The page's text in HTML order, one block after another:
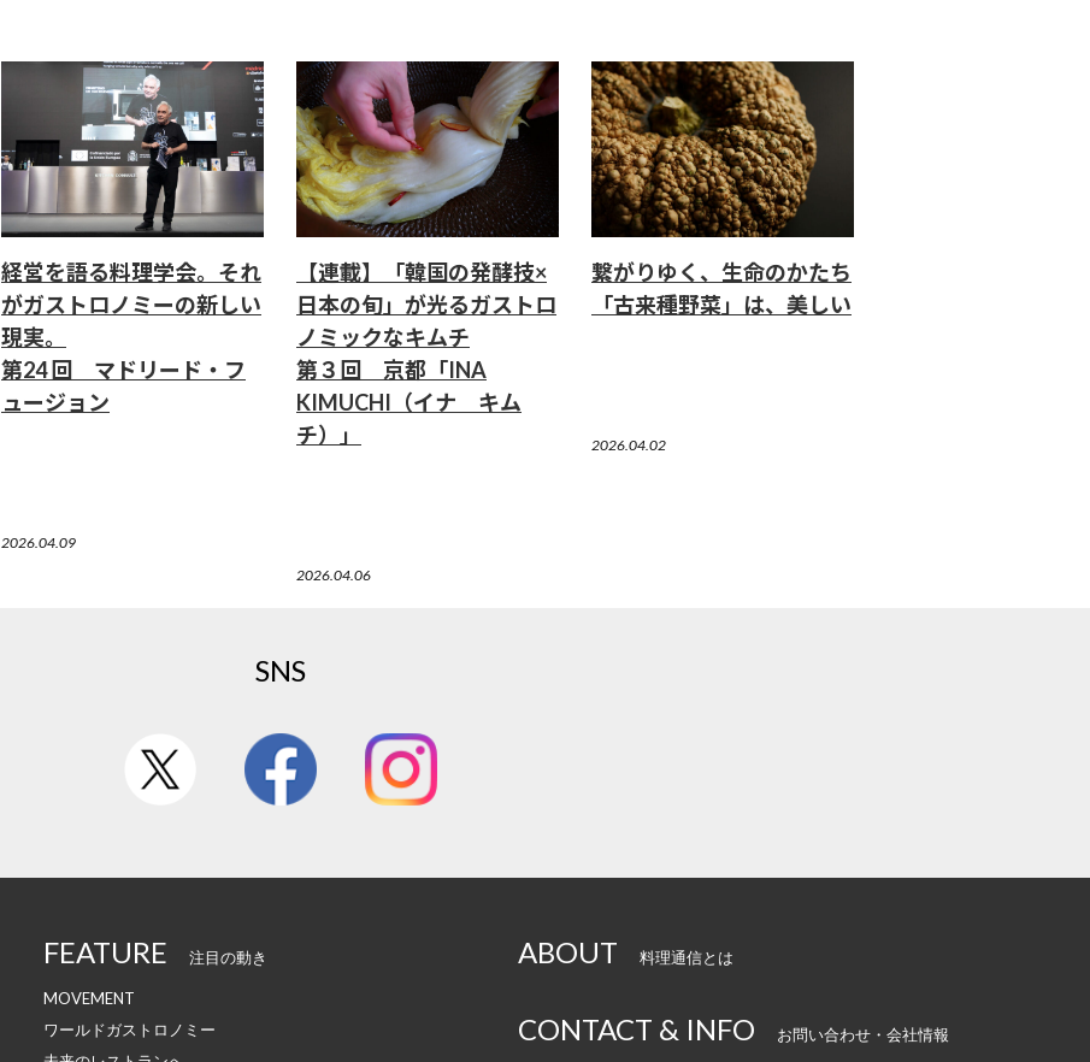
経営を語る料理学会。それ
がガストロノミーの新しい
現実。
第24 回 マドリード・フ
ュージョン
2026.04.09
【連載】「韓国の発酵技×
日本の旬」が光るガストロ
ノミックなキムチ
第３回 京都「INA
KIMUCHI（イナ キム
チ）」
2026.04.06
繋がりゆく、生命のかたち
「古来種野菜」は、美しい
2026.04.02
SNS
FEATURE 注目の動き
MOVEMENT
ワールドガストロノミー
ABOUT 料理通信とは
CONTACT & INFO お問い合わせ・会社情報